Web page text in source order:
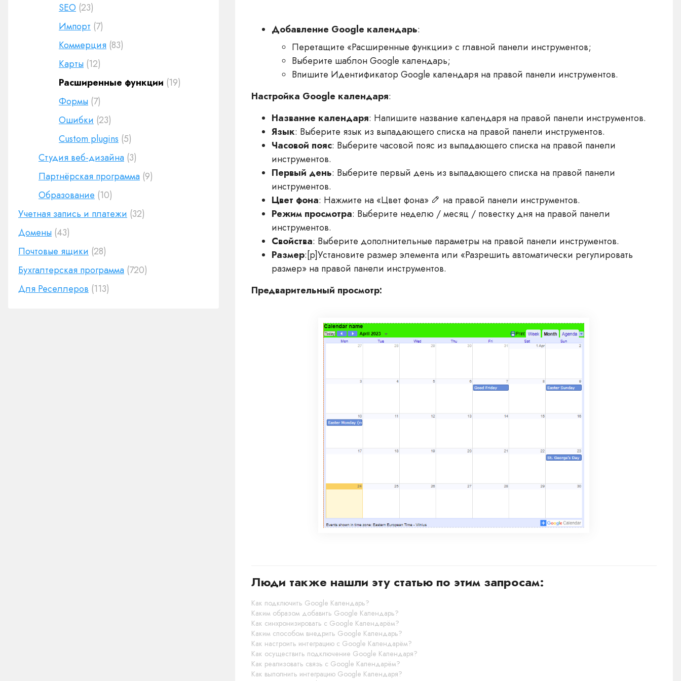
SEO (23)
Импорт (7)
Коммерция (83)
Карты (12)
Расширенные функции (19)
Формы (7)
Ошибки (23)
Custom plugins (5)
Студия веб-дизайна (3)
Партнёрская программа (9)
Образование (10)
Учетная запись и платежи (32)
Домены (43)
Почтовые ящики (28)
Бухгалтерская программа (720)
Для Реселлеров (113)
Добавление Google календарь:
Перетащите «Расширенные функции» с главной панели инструментов;
Выберите шаблон Google календарь;
Впишите Идентификатор Google календаря на правой панели инструментов.
Настройка Google календаря:
Название календаря: Напишите название календаря на правой панели инструментов.
Язык: Выберите язык из выпадающего списка на правой панели инструментов.
Часовой пояс: Выберите часовой пояс из выпадающего списка на правой панели
инструментов.
Первый день: Выберите первый день из выпадающего списка на правой панели
инструментов.
Цвет фона: Нажмите на «Цвет фона»
на правой панели инструментов.
Режим просмотра: Выберите неделю / месяц / повестку дня на правой панели
инструментов.
Свойства: Выберите дополнительные параметры на правой панели инструментов.
Размер:[p]Установите размер элемента или «Разрешить автоматически регулировать
размер» на правой панели инструментов.
Предварительный просмотр:
Люди также нашли эту статью по этим запросам:
Как подключить Google Календарь?
Каким образом добавить Google Календарь?
Как синхронизировать с Google Календарём?
Каким способом внедрить Google Календарь?
Как настроить интеграцию с Google Календарём?
Как осуществить подключение Google Календаря?
Как реализовать связь с Google Календарём?
Как выполнить интеграцию Google Календаря?